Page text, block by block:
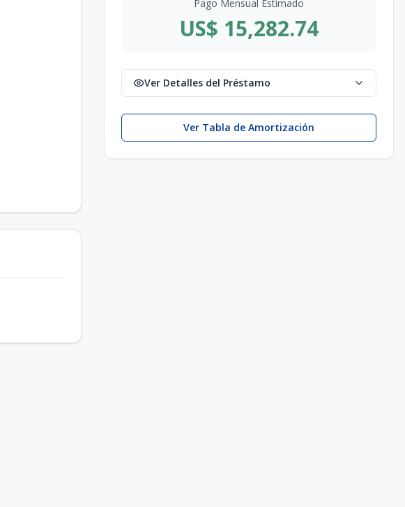
Pago Mensual Estimado
US$ 15,282.74
Ver Detalles del Préstamo
Ver Tabla de Amortización